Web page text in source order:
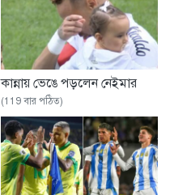
কান্নায় ভেঙে পড়লেন নেইমার
(119 বার পঠিত)